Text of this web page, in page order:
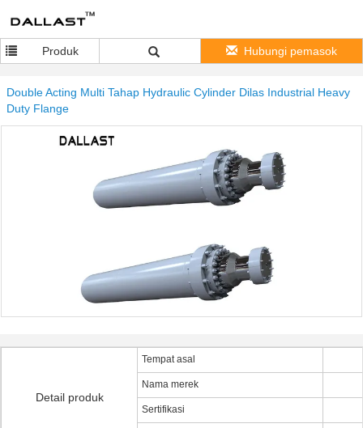
Produk Hubungi pemasok
Double Acting Multi Tahap Hydraulic Cylinder Dilas Industrial Heavy
Duty Flange
Detail produk
Tempat asal
Nama merek
Sertifikasi